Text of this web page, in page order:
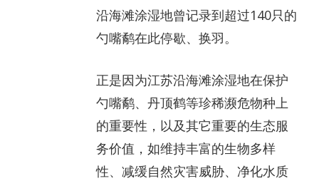
沿海滩涂湿地曾记录到超过140只的
勺嘴鹬在此停歇、换羽。
正是因为江苏沿海滩涂湿地在保护
勺嘴鹬、丹顶鹤等珍稀濒危物种上
的重要性，以及其它重要的生态服
务价值，如维持丰富的生物多样
性、减缓自然灾害威胁、净化水质